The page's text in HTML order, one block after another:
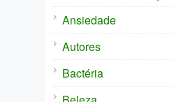
Ansiedade
Autores
Bactéria